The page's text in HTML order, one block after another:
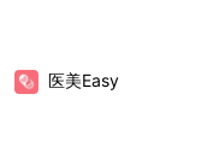
医美Easy